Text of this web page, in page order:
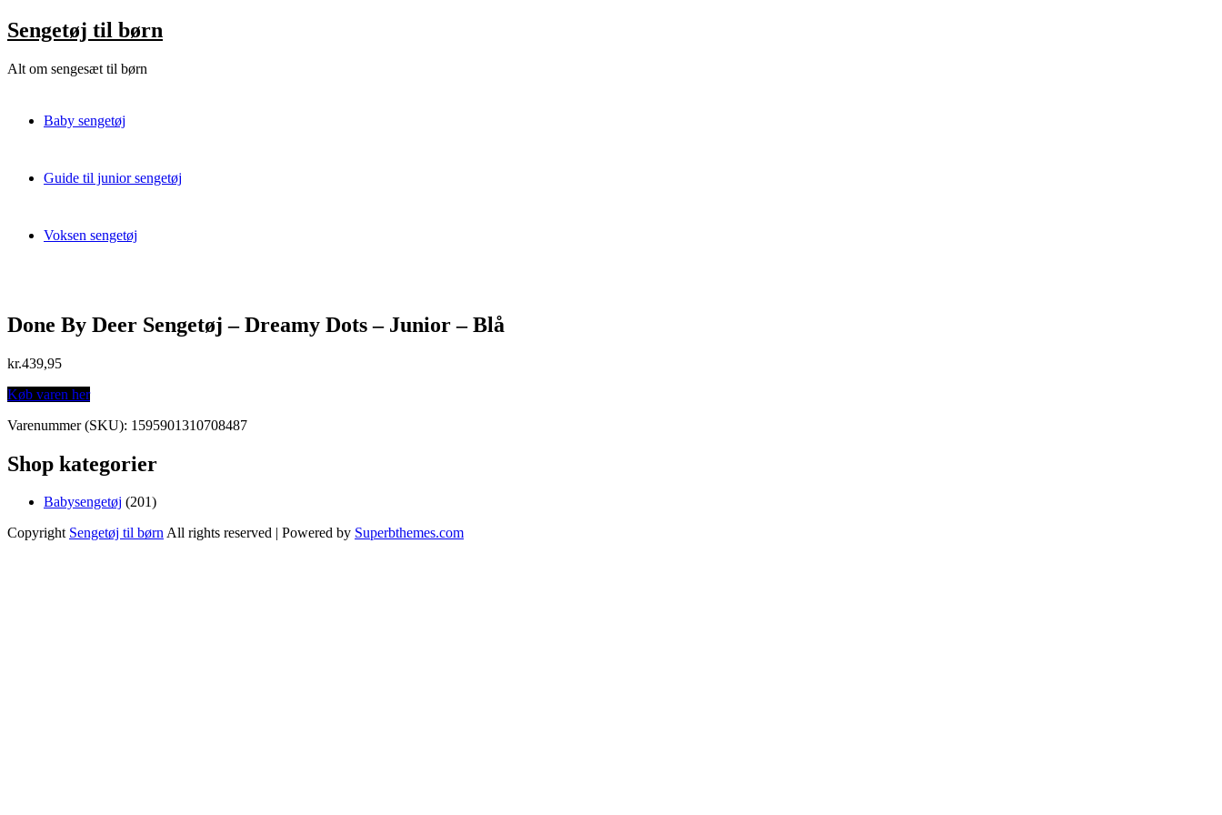
Skip
to
Sengetøj til børn
Alt om sengesæt til børn
Baby sengetøj
Guide til junior sengetøj
Voksen sengetøj
Done By Deer Sengetøj – Dreamy Dots – Junior – Blå
kr.439,95
Køb varen her
Varenummer (SKU): 1595901310708487
Shop kategorier
Babysengetøj 201201
Copyright Sengetøj til børnAll rights reserved | Powered by Superbthemes.com